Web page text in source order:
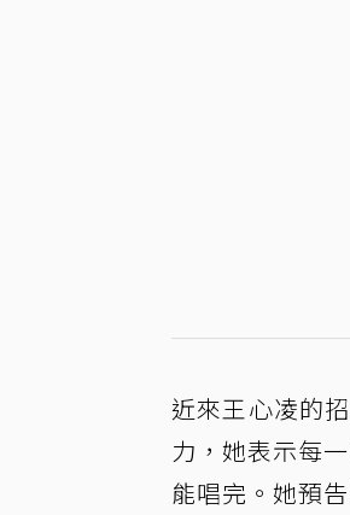
近來王心凌的
力，她表示每
能唱完。她預